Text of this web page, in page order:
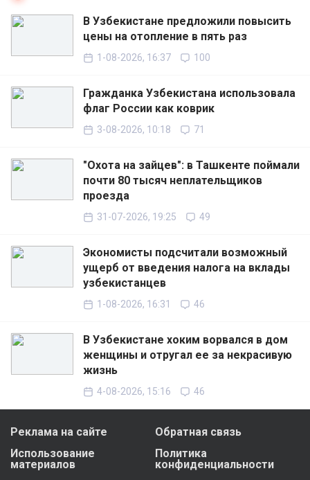
В Узбекистане предложили повысить
цены на отопление в пять раз
1-08-2026, 16:37 100
Гражданка Узбекистана использовала
флаг России как коврик
3-08-2026, 10:18 71
"Охота на зайцев": в Ташкенте поймали
почти 80 тысяч неплательщиков
проезда
31-07-2026, 19:25 49
Экономисты подсчитали возможный
ущерб от введения налога на вклады
узбекистанцев
1-08-2026, 16:31 46
В Узбекистане хоким ворвался в дом
женщины и отругал ее за некрасивую
жизнь
4-08-2026, 15:16 46
Реклама на сайте
Обратная связь
Использование
материалов
Политика
конфиденциальности